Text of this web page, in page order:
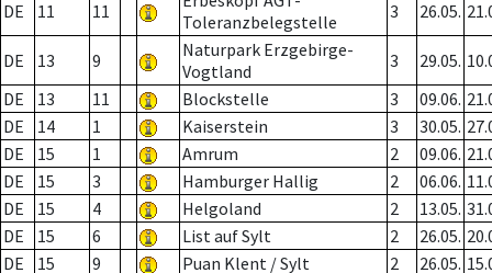
DE 11 11
Toleranzbelegstelle
3 26.05.
DE 13 9
Naturpark Erzgebirge-
Vogtland
3 29.05.
DE
13 11 Blockstelle 3 09.06.
DE
14 1 Kaiserstein 3 30.05.
DE
15 1 Amrum 2 09.06.
DE
15 3 Hamburger Hallig 2 06.06.
DE
15 4 Helgoland 2 13.05.
DE
15 6 List auf Sylt 2 26.05.
DE
15 9 Puan Klent / Sylt 2 26.05.